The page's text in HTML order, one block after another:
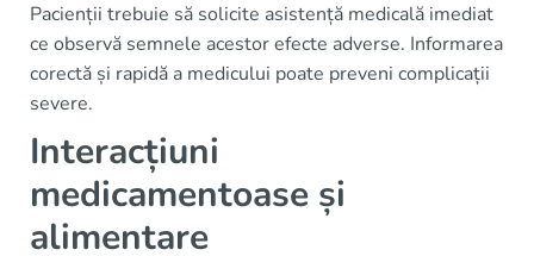
Pacienții trebuie să solicite asistență medicală imediat
ce observă semnele acestor efecte adverse. Informarea
corectă și rapidă a medicului poate preveni complicații
severe.
Interacțiuni
medicamentoase și
alimentare